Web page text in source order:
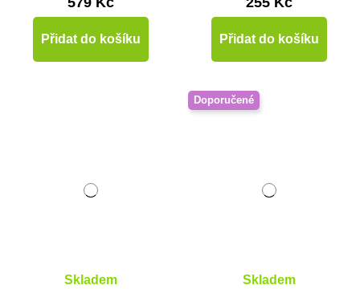
Přidat do košíku Přidat do košíku
Skladem
Doporučené
Skladem